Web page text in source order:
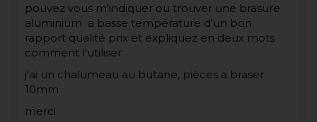
pouvez vous m'indiquer ou trouver une brasure
aluminium a basse température d'un bon
rapport qualité prix et expliquez en deux mots
comment l'utiliser
j'ai un chalumeau au butane, pièces a braser
10mm
merci